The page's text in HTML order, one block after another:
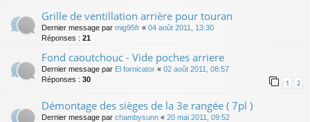
Grille de ventillation arrière pour touran
Dernier message par mig95fr « 04 août 2011, 13:30
Réponses : 21
Fond caoutchouc - Vide poches arriere
Dernier message par El fornicator « 02 août 2011, 08:57
Réponses : 30 1 2
Démontage des sièges de la 3e rangée ( 7pl )
Dernier message par chambysunn « 20 mai 2011, 09:52